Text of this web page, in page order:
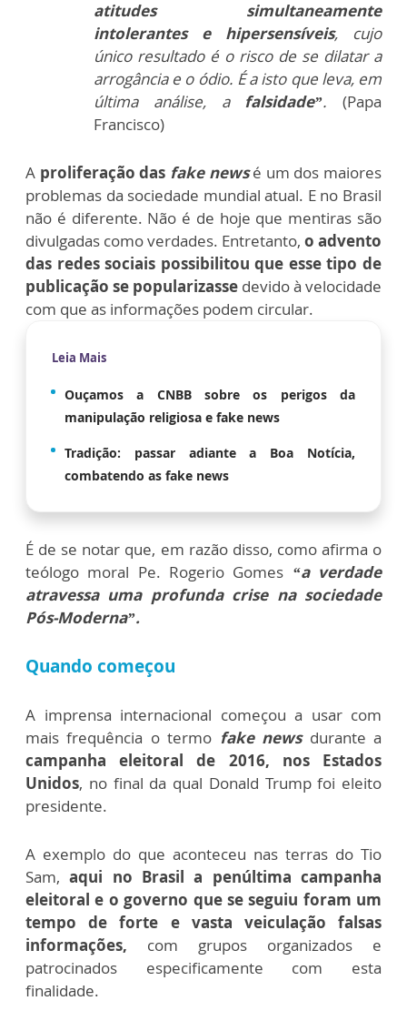
atitudes simultaneamente
intolerantes e hipersensíveis, cujo
único resultado é o risco de se dilatar a
arrogância e o ódio. É a isto que leva, em
última análise, a falsidade”. (Papa
Francisco)
A proliferação das fake newsé um dos maiores
problemas da sociedade mundial atual. E no Brasil
não é diferente. Não é de hoje que mentiras são
divulgadas como verdades. Entretanto, o advento
das redes sociais possibilitou que esse tipo de
publicação se popularizasse devido à velocidade
com que as informações podem circular.
Leia Mais
Ouçamos a CNBB sobre os perigos da
manipulação religiosa e fake news
Tradição: passar adiante a Boa Notícia,
combatendo as fake news
É de se notar que, em razão disso, como afirma o
teólogo moral Pe. Rogerio Gomes “a verdade
atravessa uma profunda crise na sociedade
Pós-Moderna”.
Quando começou
A imprensa internacional começou a usar com
mais frequência o termo fake newsdurante a
campanha eleitoral de 2016, nos Estados
Unidos, no final da qual Donald Trump foi eleito
presidente.
A exemplo do que aconteceu nas terras do Tio
Sam,aqui no Brasil a penúltima campanha
eleitoral e o governo que se seguiu foram um
tempo de forte e vasta veiculação falsas
informações, com grupos organizados e
patrocinados especificamente com esta
finalidade.